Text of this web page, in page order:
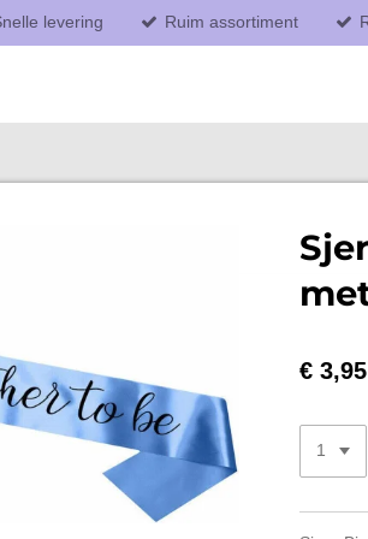
levering Ruim assortiment
€ 3,95